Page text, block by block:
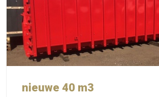
nieuwe 40 m3